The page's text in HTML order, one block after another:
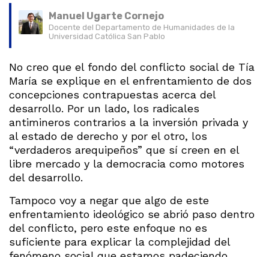
Manuel Ugarte Cornejo
Docente del Departamento de Humanidades de la
Universidad Católica San Pablo
No creo que el fondo del conflicto social de Tía
María se explique en el enfrentamiento de dos
concepciones contrapuestas acerca del
desarrollo. Por un lado, los radicales
antimineros contrarios a la inversión privada y
al estado de derecho y por el otro, los
“verdaderos arequipeños” que sí creen en el
libre mercado y la democracia como motores
del desarrollo.
Tampoco voy a negar que algo de este
enfrentamiento ideológico se abrió paso dentro
del conflicto, pero este enfoque no es
suficiente para explicar la complejidad del